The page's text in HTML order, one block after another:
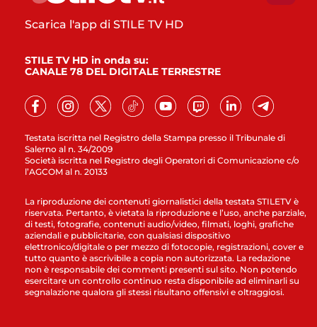
Testata iscritta nel Registro della Stampa presso il Tribunale di
Salerno al n. 34/2009
Società iscritta nel Registro degli Operatori di Comunicazione c/o
l’AGCOM al n. 20133
Scarica l'app di STILE TV HD
STILE TV HD in onda su:
CANALE 78 DEL DIGITALE TERRESTRE
La riproduzione dei contenuti giornalistici della testata STILETV è
riservata. Pertanto, è vietata la riproduzione e l’uso, anche parziale,
di testi, fotografie, contenuti audio/video, filmati, loghi, grafiche
aziendali e pubblicitarie, con qualsiasi dispositivo
elettronico/digitale o per mezzo di fotocopie, registrazioni, cover e
tutto quanto è ascrivibile a copia non autorizzata. La redazione
non è responsabile dei commenti presenti sul sito. Non potendo
esercitare un controllo continuo resta disponibile ad eliminarli su
segnalazione qualora gli stessi risultano offensivi e oltraggiosi.